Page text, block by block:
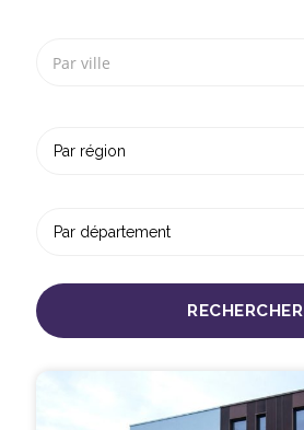
Par ville
RECHERCHER